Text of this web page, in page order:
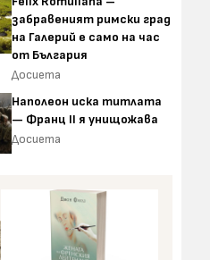
забравеният римски град
на Галерий е само на час
от България
Досиета
Наполеон иска титлата
— Франц II я унищожава
Досиета